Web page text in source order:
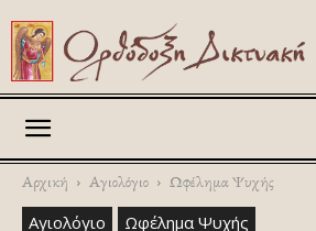
Αρχική Αγιολόγιο Ωφέλημα Ψυχής
Αγιολόγιο Ωφέλημα Ψυχής